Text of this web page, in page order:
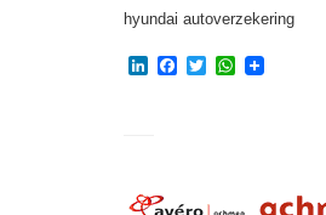
hyundai autoverzekering
LinkedIn
Facebook
TwitterWhatsApp